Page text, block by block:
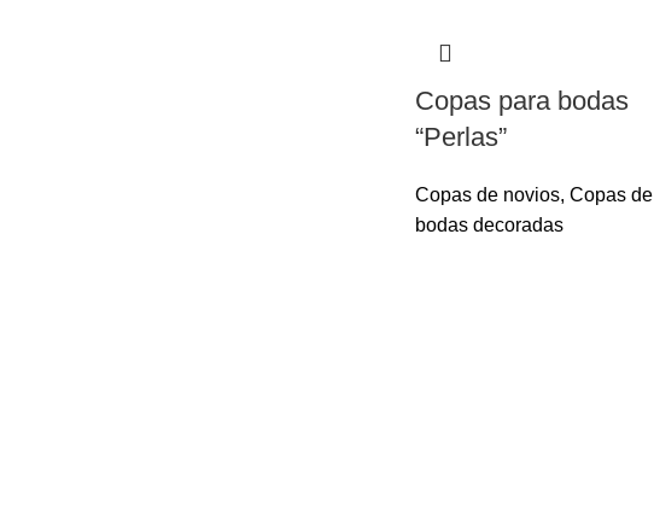
Copas para bodas
“Perlas”
Copas de novios, Copas de
bodas decoradas